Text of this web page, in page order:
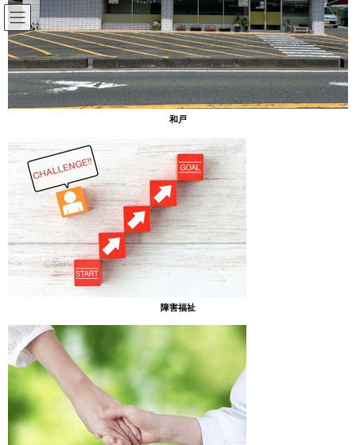
コ
ン
テ
ン
ツ
へ
ス
ナ
ビ
ゲ
ー
シ
ョ
ン
放課後等デイサービスのブログ
放課後等デイサービスのブログ
2024年11月19日
放課後等デイサービスのブログ
秋祭り2024
［あったまぁる山］
11月4日秋祭りを開催しました。
和戸
障害福祉